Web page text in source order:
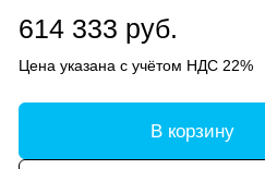
614 333 руб.
Цена указана с учётом НДС 22%
В корзину